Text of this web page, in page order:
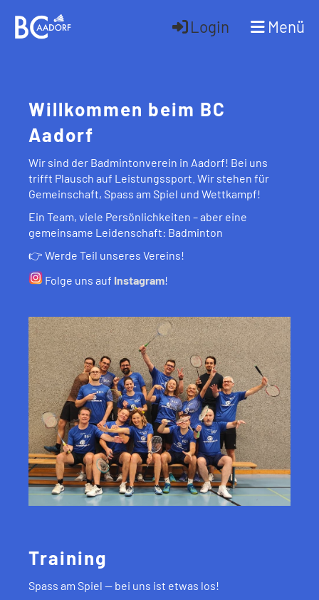
Login Menü
Willkommen beim BC
Aadorf
Wir sind der Badmintonverein in Aadorf! Bei uns
trifft Plausch auf Leistungssport. Wir stehen für
Gemeinschaft, Spass am Spiel und Wettkampf!
Ein Team, viele Persönlichkeiten – aber eine
gemeinsame Leidenschaft: Badminton
👉 Werde Teil unseres Vereins!
Folge uns auf Instagram!
Training
Spass am Spiel -- bei uns ist etwas los!